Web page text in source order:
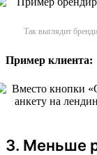
Так выглядит
Пример клиента:
3. Меньше